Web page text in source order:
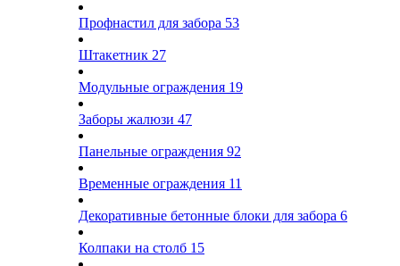
Профнастил для забора 53
Штакетник 27
Модульные ограждения 19
Заборы жалюзи 47
Панельные ограждения 92
Временные ограждения 11
Декоративные бетонные блоки для забора 6
Колпаки на столб 15